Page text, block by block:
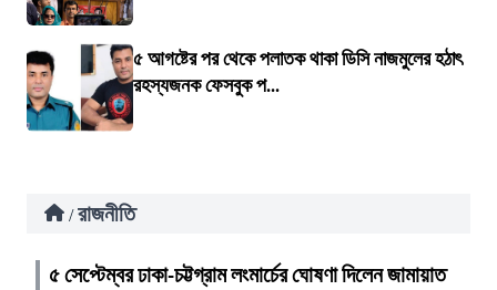
৫ আগষ্টের পর থেকে পলাতক থাকা ডিসি নাজমুলের হঠাৎ
রহস্যজনক ফেসবুক প...
/ রাজনীতি
৫ সেপ্টেম্বর ঢাকা-চট্টগ্রাম লংমার্চের ঘোষণা দিলেন জামায়াত